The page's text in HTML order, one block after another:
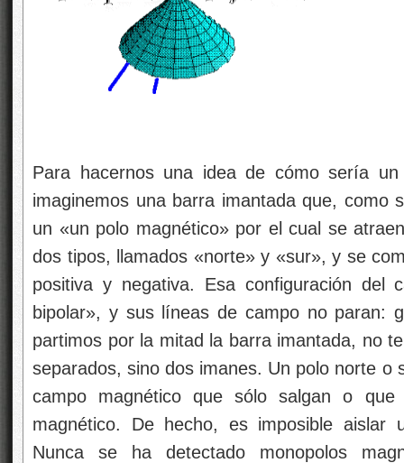
Para hacernos una idea de cómo sería
imaginemos una barra imantada que, como
un «un polo magnético» por el cual se
dos tipos, llamados «norte» y «sur», y se
positiva y negativa. Esa configuración del
bipolar», y sus líneas de campo no paran:
partimos por la mitad la barra imantada, no
separados, sino dos imanes. Un polo norte o
campo magnético que sólo salgan o
magnético. De hecho, es imposible aislar
Nunca se ha detectado monopolos